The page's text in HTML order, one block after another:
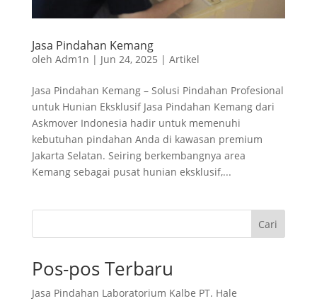
Jasa Pindahan Kemang
oleh Adm1n | Jun 24, 2025 | Artikel
Jasa Pindahan Kemang – Solusi Pindahan Profesional
untuk Hunian Eksklusif Jasa Pindahan Kemang dari
Askmover Indonesia hadir untuk memenuhi
kebutuhan pindahan Anda di kawasan premium
Jakarta Selatan. Seiring berkembangnya area
Kemang sebagai pusat hunian eksklusif,...
Cari
Pos-pos Terbaru
Jasa Pindahan Laboratorium Kalbe PT. Hale